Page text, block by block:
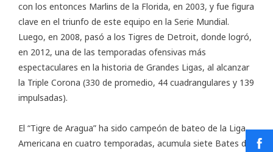
con los entonces Marlins de la Florida, en 2003, y fue figura
clave en el triunfo de este equipo en la Serie Mundial.
Luego, en 2008, pasó a los Tigres de Detroit, donde logró,
en 2012, una de las temporadas ofensivas más
espectaculares en la historia de Grandes Ligas, al alcanzar
la Triple Corona (330 de promedio, 44 cuadrangulares y 139
impulsadas).
El “Tigre de Aragua” ha sido campeón de bateo de la Liga
Americana en cuatro temporadas, acumula siete Bates de